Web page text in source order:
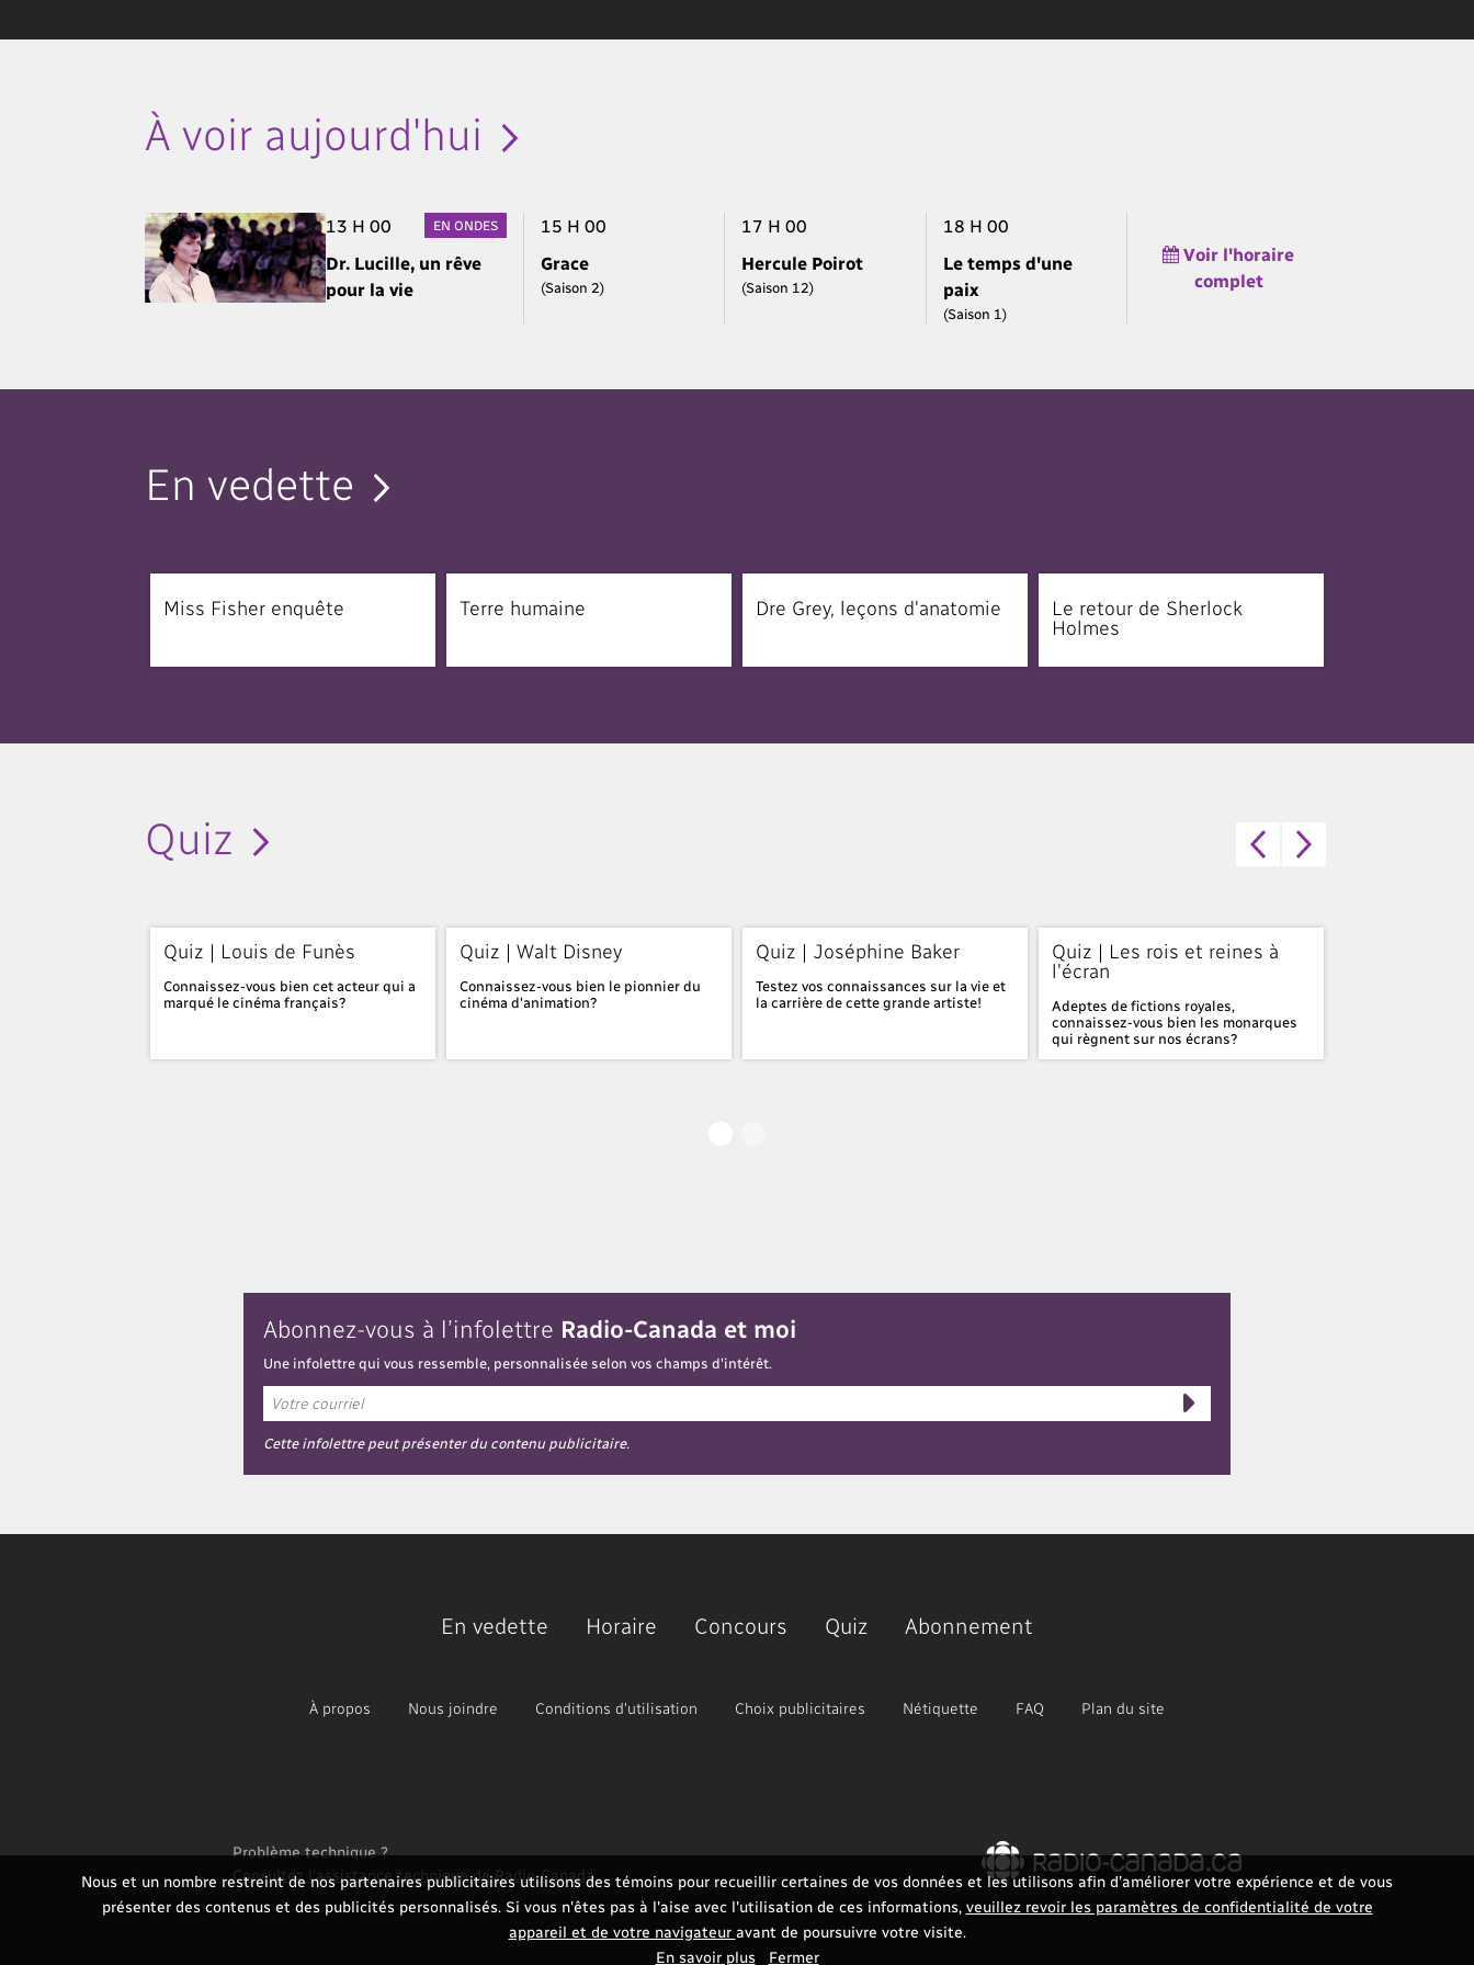
À voir aujourd'hui
13 H 00 EN ONDES
Dr. Lucille, un rêve
pour la vie
15 H 00
Grace
(Saison 2)
17 H 00
Hercule Poirot
(Saison 12)
18 H 00
Le temps d'une
paix
(Saison 1)
Voir l'horaire
complet
En vedette
Miss Fisher enquête Terre humaine Dre Grey, leçons d'anatomie
Le retour de Sherlock
Holmes
Quiz
Quiz | Louis de Funès
Connaissez-vous bien cet acteur qui a
marqué le cinéma français?
Quiz | Walt Disney
Connaissez-vous bien le pionnier du
cinéma d'animation?
Quiz | Joséphine Baker
Testez vos connaissances sur la vie et
la carrière de cette grande artiste!
Quiz | Les rois et reines à
l'écran
Adeptes de fictions royales,
connaissez-vous bien les monarques
qui règnent sur nos écrans?
Abonnez-vous à l’infolettre Radio-Canada et moi
Une infolettre qui vous ressemble, personnalisée selon vos champs d'intérêt.
Cette infolettre peut présenter du contenu publicitaire.
Nous et un nombre restreint de nos partenaires publicitaires utilisons des témoins pour recueillir certaines de vos données et les utilisons afin d’améliorer votre expérience et de vous
présenter des contenus et des publicités personnalisés. Si vous n'êtes pas à l'aise avec l'utilisation de ces informations, veuillez revoir les paramètres de confidentialité de votre
appareil et de votre navigateur avant de poursuivre votre visite.
En savoir plus
Fermer
En vedette Horaire Concours Quiz Abonnement
À propos Nous joindre Conditions d'utilisation Choix publicitaires Nétiquette FAQ Plan du site
Problème technique ?
Consultez l'assistance technique de Radio-Canada